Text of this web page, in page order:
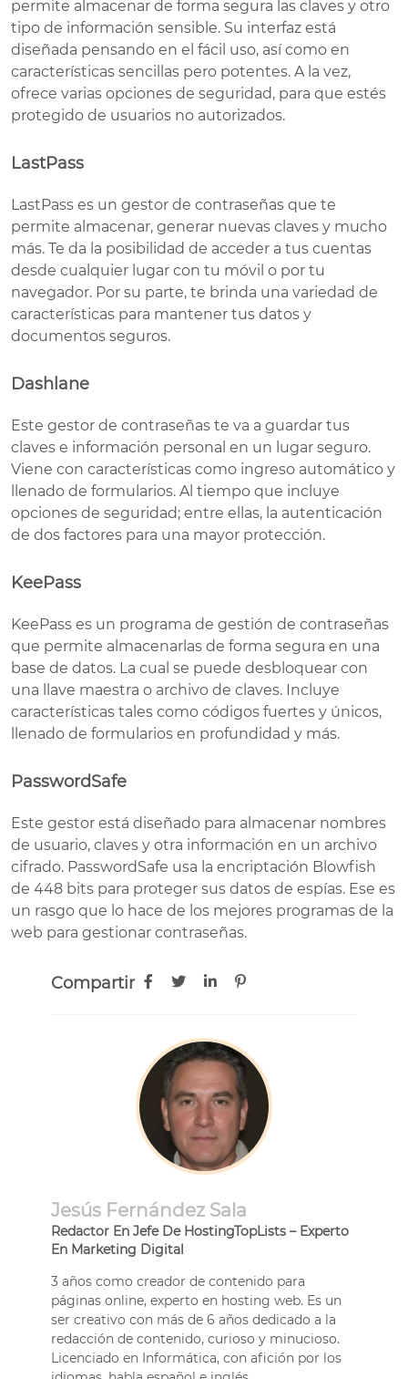
permite almacenar de forma segura las claves y otro
tipo de información sensible. Su interfaz está
diseñada pensando en el fácil uso, así como en
características sencillas pero potentes. A la vez,
ofrece varias opciones de seguridad, para que estés
protegido de usuarios no autorizados.
LastPass
LastPass es un gestor de contraseñas que te
permite almacenar, generar nuevas claves y mucho
más. Te da la posibilidad de acceder a tus cuentas
desde cualquier lugar con tu móvil o por tu
navegador. Por su parte, te brinda una variedad de
características para mantener tus datos y
documentos seguros.
Dashlane
Este gestor de contraseñas te va a guardar tus
claves e información personal en un lugar seguro.
Viene con características como ingreso automático y
llenado de formularios. Al tiempo que incluye
opciones de seguridad; entre ellas, la autenticación
de dos factores para una mayor protección.
KeePass
KeePass es un programa de gestión de contraseñas
que permite almacenarlas de forma segura en una
base de datos. La cual se puede desbloquear con
una llave maestra o archivo de claves. Incluye
características tales como códigos fuertes y únicos,
llenado de formularios en profundidad y más.
PasswordSafe
Este gestor está diseñado para almacenar nombres
de usuario, claves y otra información en un archivo
cifrado. PasswordSafe usa la encriptación Blowfish
de 448 bits para proteger sus datos de espías. Ese es
un rasgo que lo hace de los mejores programas de la
web para gestionar contraseñas.
Compartir
Jesús Fernández Sala
Redactor En Jefe De HostingTopLists – Experto
En Marketing Digital
3 años como creador de contenido para
páginas online, experto en hosting web. Es un
ser creativo con más de 6 años dedicado a la
redacción de contenido, curioso y minucioso.
Licenciado en Informática, con afición por los